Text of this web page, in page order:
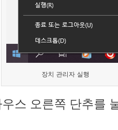
장치 관리자 실행
스 오른쪽 단추를